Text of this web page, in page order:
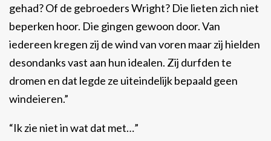
gehad? Of de gebroeders Wright? Die lieten zich niet
beperken hoor. Die gingen gewoon door. Van
iedereen kregen zij de wind van voren maar zij hielden
desondanks vast aan hun idealen. Zij durfden te
dromen en dat legde ze uiteindelijk bepaald geen
windeieren.”
“Ik zie niet in wat dat met…”